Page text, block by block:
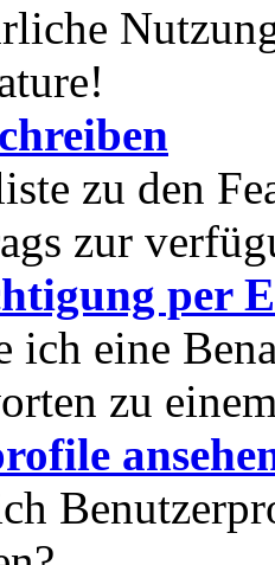
zu den
zur
per
ich eine
zu